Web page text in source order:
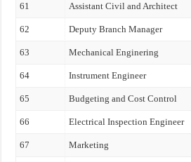
61 Assistant Civil and Architect
62 Deputy Branch Manager
63 Mechanical Enginering
64 Instrument Engineer
65 Budgeting and Cost Control
66 Electrical Inspection Engineer
67 Marketing